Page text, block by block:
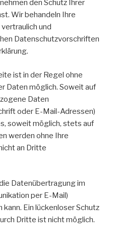
den Schutz Ihrer
Wir behandeln Ihre
und
Datenschutzvorschriften
ist in der Regel ohne
Daten möglich. Soweit auf
Daten
oder E-Mail-Adressen)
soweit möglich, stets auf
werden ohne Ihre
an Dritte
Datenübertragung im
per E-Mail)
Ein lückenloser Schutz
Dritte ist nicht möglich.